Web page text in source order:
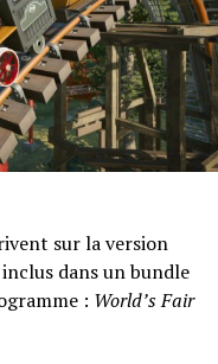
sur la version
dans un bundle
: World’s Fair